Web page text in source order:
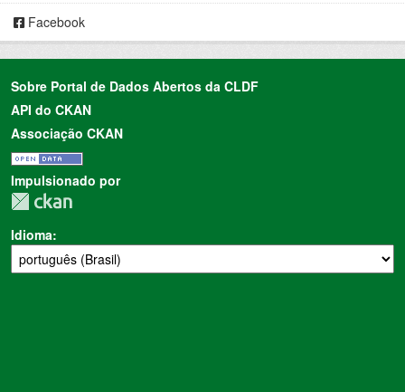
Facebook
Sobre Portal de Dados Abertos da CLDF
API do CKAN
Associação CKAN
Impulsionado por
Idioma